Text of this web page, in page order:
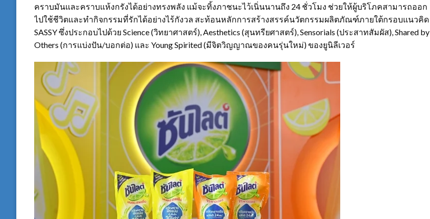
คราบมันและคราบแห้งกรังได้อย่างทรงพลัง แม้จะทิ้งภาชนะไว้เนิ่นนานถึง 24 ชั่วโมง ช่วยให้ผู้บริโภคสามารถออก
ไปใช้ชีวิตและทำกิจกรรมที่รักได้อย่างไร้กังวล สะท้อนหลักการสร้างสรรค์นวัตกรรมผลิตภัณฑ์ภายใต้กรอบแนวคิด
SASSY ซึ่งประกอบไปด้วย Science (วิทยาศาสตร์), Aesthetics (สุนทรียศาสตร์), Sensorials (ประสาทสัมผัส), Shared by
Others (การแบ่งปัน/บอกต่อ) และ Young Spirited (มีจิตวิญญาณของคนรุ่นใหม่) ของยูนิลีเวอร์